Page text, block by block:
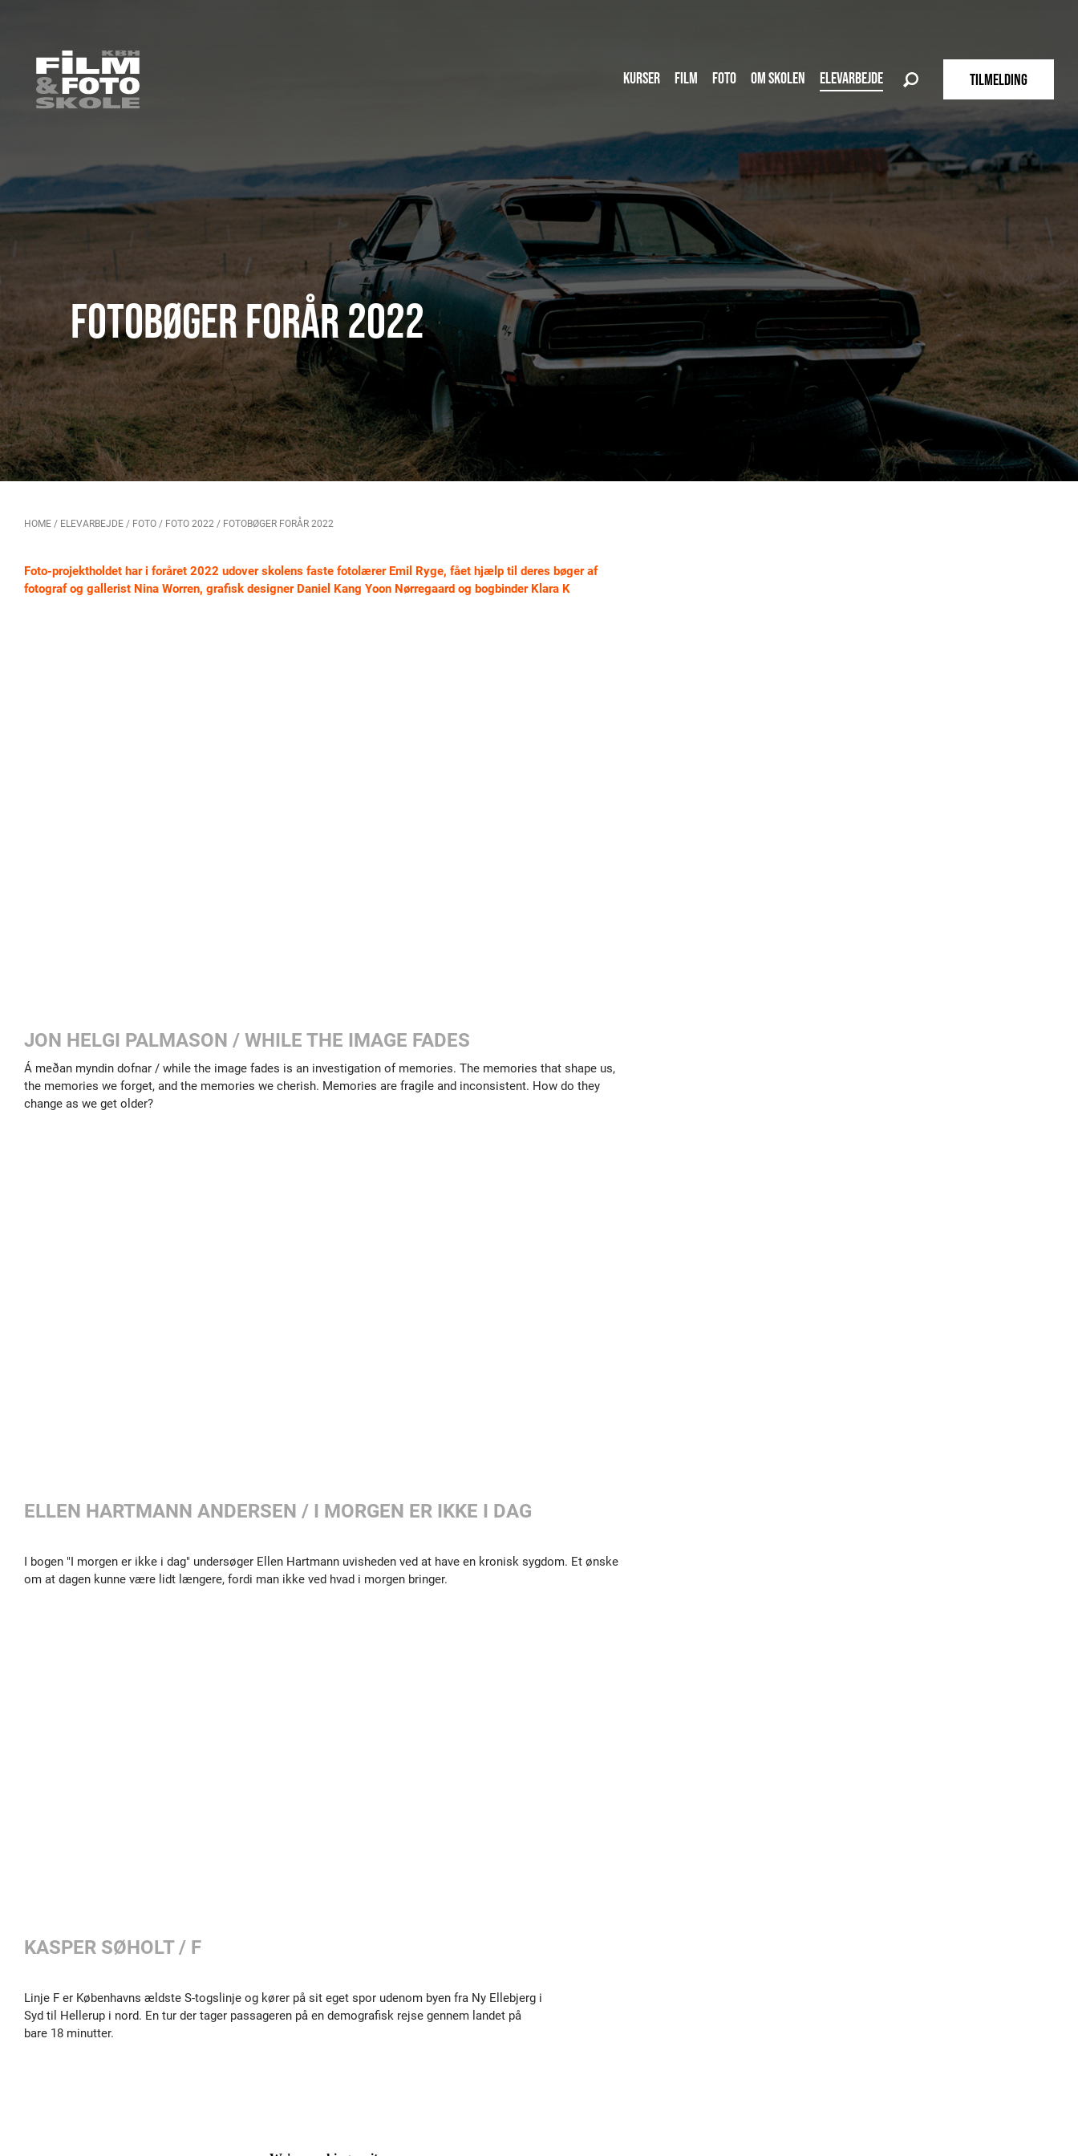
KURSER FILM FOTO OM SKOLEN ELEVARBEJDE TILMELDING
FOTOBØGER FORÅR 2022
HOME / ELEVARBEJDE / FOTO / FOTO 2022 / FOTOBØGER FORÅR 2022
Foto-projektholdet har i foråret 2022 udover skolens faste fotolærer Emil Ryge, fået hjælp til deres bøger af
fotograf og gallerist Nina Worren, grafisk designer Daniel Kang Yoon Nørregaard og bogbinder Klara K
JON HELGI PALMASON / WHILE THE IMAGE FADES
Á meðan myndin dofnar / while the image fades is an investigation of memories. The memories that shape us,
the memories we forget, and the memories we cherish. Memories are fragile and inconsistent. How do they
change as we get older?
ELLEN HARTMANN ANDERSEN / I MORGEN ER IKKE I DAG
I bogen "I morgen er ikke i dag" undersøger Ellen Hartmann uvisheden ved at have en kronisk sygdom. Et ønske
om at dagen kunne være lidt længere, fordi man ikke ved hvad i morgen bringer.
KASPER SØHOLT / F
Linje F er Københavns ældste S-togslinje og kører på sit eget spor udenom byen fra Ny Ellebjerg i
Syd til Hellerup i nord. En tur der tager passageren på en demografisk rejse gennem landet på
bare 18 minutter.